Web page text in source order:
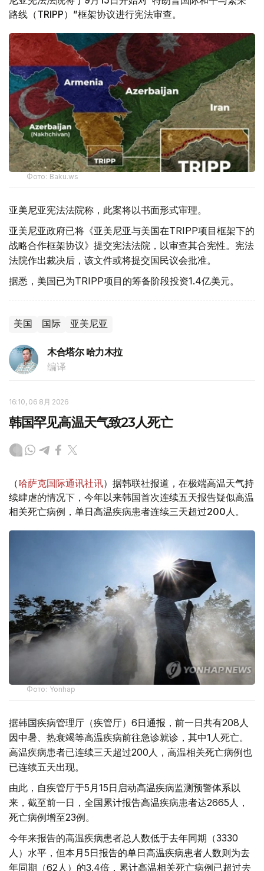
路线（TRIPP）”框架协议进行宪法审查。
Фото: Baku.ws
亚美尼亚宪法法院称，此案将以书面形式审理。
亚美尼亚政府已将《亚美尼亚与美国在TRIPP项目框架下的
战略合作框架协议》提交宪法法院，以审查其合宪性。宪法
法院作出裁决后，该文件或将提交国民议会批准。
据悉，美国已为TRIPP项目的筹备阶段投资1.4亿美元。
美国 国际 亚美尼亚
木合塔尔 哈力木拉
编译
16:10, 06 8月 2026
韩国罕见高温天气致23人死亡
（哈萨克国际通讯社讯）据韩联社报道，在极端高温天气持
续肆虐的情况下，今年以来韩国首次连续五天报告疑似高温
相关死亡病例，单日高温疾病患者连续三天超过200人。
Фото: Yonhap
据韩国疾病管理厅（疾管厅）6日通报，前一日共有208人
因中暑、热衰竭等高温疾病前往急诊就诊，其中1人死亡。
高温疾病患者已连续三天超过200人，高温相关死亡病例也
已连续五天出现。
由此，自疾管厅于5月15日启动高温疾病监测预警体系以
来，截至前一日，全国累计报告高温疾病患者达2665人，
死亡病例增至23例。
今年来报告的高温疾病患者总人数低于去年同期（3330
人）水平，但本月5日报告的单日高温疾病患者人数则为去
年同期（62人）的3.4倍，累计高温相关死亡病例已超过去